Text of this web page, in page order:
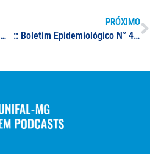
UNIFAL-MG é representada em conferência internacional na área de Ciências Forenses; trabalhos em destaque abordam parâmetros craniométricos de crânios sul-mineiros e atuação da Liga Acadêmica de Ciências Forenses (LACFor)
PRÓXIMO
:: Boletim Epidemiológico N° 48 – 15/11/2021 – Situação epidêmica de covid-19 em Minas Gerais e no sul de Minas